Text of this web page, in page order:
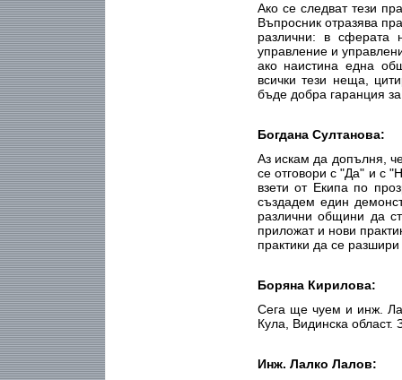
Ако се следват тези
Въпросник отразява
различни: в сферата
управление и
ако наистина една
всички тези неща,
бъде добра гаранция
Богдана Султанова:
Аз искам да допълня,
се отговори с "Да" и с
взети от Екипа по
създадем един
различни общини да
приложат и нови
практики да се
Боряна Кирилова:
Сега ще чуем и инж.
Кула, Видинска област.
Инж. Лалко Лалов: